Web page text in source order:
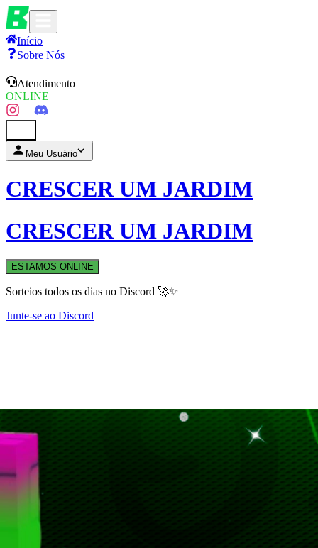
Início
Sobre Nós
Atendimento
ONLINE
Meu Usuário
CRESCER UM JARDIM
CRESCER UM JARDIM
ESTAMOS ONLINE
Sorteios todos os dias no Discord 🚀✨
Junte-se ao Discord